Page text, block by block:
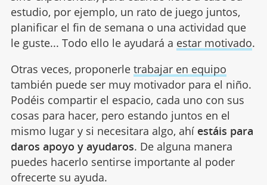
estudio, por ejemplo, un rato de juego juntos,
planificar el fin de semana o una actividad que
le guste... Todo ello le ayudará a estar motivado.
Otras veces, proponerle trabajar en equipo
también puede ser muy motivador para el niño.
Podéis compartir el espacio, cada uno con sus
cosas para hacer, pero estando juntos en el
mismo lugar y si necesitara algo, ahí estáis para
daros apoyo y ayudaros. De alguna manera
puedes hacerlo sentirse importante al poder
ofrecerte su ayuda.